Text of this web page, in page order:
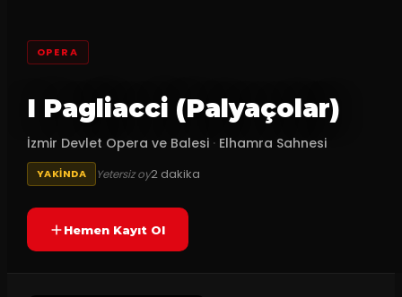
OPERA
I Pagliacci (Palyaçolar)
İzmir Devlet Opera ve Balesi · Elhamra Sahnesi
YAKINDA Yetersiz oy2 dakika
Hemen Kayıt Ol